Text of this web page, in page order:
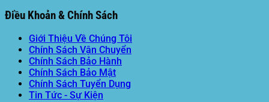
Điều Khoản & Chính Sách
Giới Thiệu Về Chúng Tôi
Chính Sách Vận Chuyển
Chính Sách Bảo Hành
Chính Sách Bảo Mật
Chính Sách Tuyển Dụng
Tin Tức - Sự Kiện